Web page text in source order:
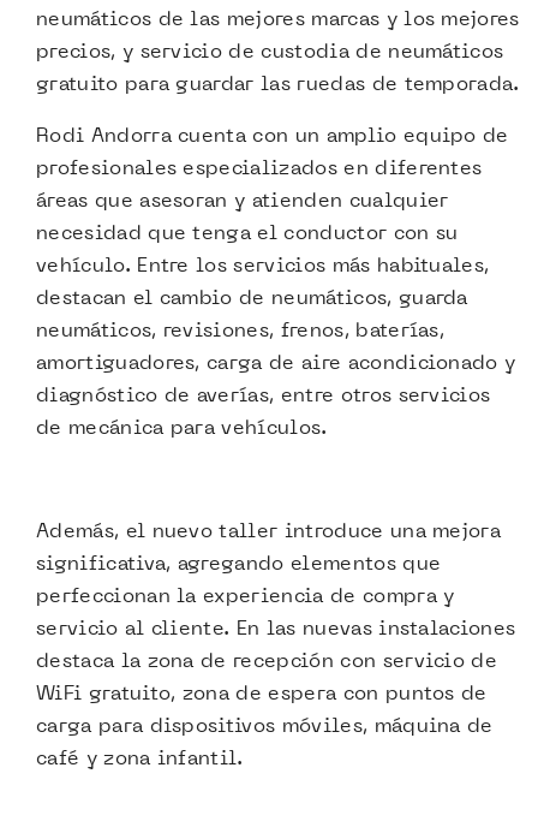
neumáticos de las mejores marcas y los mejores
precios, y servicio de custodia de neumáticos
gratuito para guardar las ruedas de temporada.
Rodi Andorra cuenta con un amplio equipo de
profesionales especializados en diferentes
áreas que asesoran y atienden cualquier
necesidad que tenga el conductor con su
vehículo. Entre los servicios más habituales,
destacan el cambio de neumáticos, guarda
neumáticos, revisiones, frenos, baterías,
amortiguadores, carga de aire acondicionado y
diagnóstico de averías, entre otros servicios
de mecánica para vehículos.
Además, el nuevo taller introduce una mejora
significativa, agregando elementos que
perfeccionan la experiencia de compra y
servicio al cliente. En las nuevas instalaciones
destaca la zona de recepción con servicio de
WiFi gratuito, zona de espera con puntos de
carga para dispositivos móviles, máquina de
café y zona infantil.